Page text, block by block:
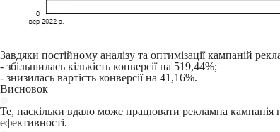
Завдяки постійному аналізу та оптимізації кампаній
- збільшилась кількість конверсії на 519,44%;
- знизилась вартість конверсії на 41,16%.
Висновок
Те, наскільки вдало може працювати рекламна кампанія
ефективності.